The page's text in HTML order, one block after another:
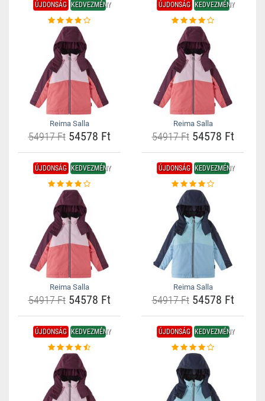
ÚJDONSÁG KEDVEZMÉNY
Reima Salla
54917 Ft54578 Ft
ÚJDONSÁG KEDVEZMÉNY
Reima Salla
54917 Ft54578 Ft
ÚJDONSÁG KEDVEZMÉNY
Reima Salla
54917 Ft54578 Ft
ÚJDONSÁG KEDVEZMÉNY
Reima Salla
54917 Ft54578 Ft
ÚJDONSÁG KEDVEZMÉNY ÚJDONSÁG KEDVEZMÉNY